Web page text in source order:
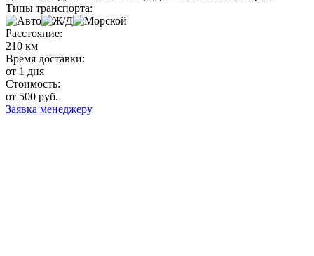
Типы транспорта:
Расстояние:
210 км
Время доставки:
от 1 дня
Стоимость:
от 500 руб.
Заявка менеджеру